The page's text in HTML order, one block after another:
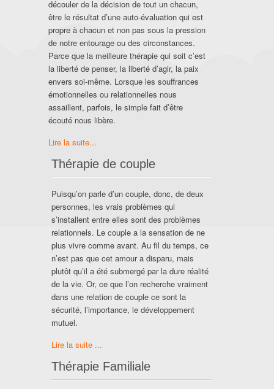
découler de la décision de tout un chacun,
être le résultat d’une auto-évaluation qui est
propre à chacun et non pas sous la pression
de notre entourage ou des circonstances.
Parce que la meilleure thérapie qui soit c’est
la liberté de penser, la liberté d’agir, la paix
envers soi-même. Lorsque les souffrances
émotionnelles ou relationnelles nous
assaillent, parfois, le simple fait d’être
écouté nous libère.
Lire la suite...
Thérapie de couple
Puisqu’on parle d’un couple, donc, de deux
personnes, les vrais problèmes qui
s’installent entre elles sont des problèmes
relationnels. Le couple a la sensation de ne
plus vivre comme avant. Au fil du temps, ce
n’est pas que cet amour a disparu, mais
plutôt qu’il a été submergé par la dure réalité
de la vie. Or, ce que l’on recherche vraiment
dans une relation de couple ce sont la
sécurité, l’importance, le développement
mutuel.
Lire la suite ...
Thérapie Familiale